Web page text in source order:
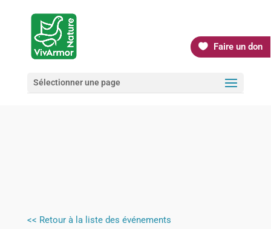
Faire un don
Sélectionner une page
<< Retour à la liste des événements